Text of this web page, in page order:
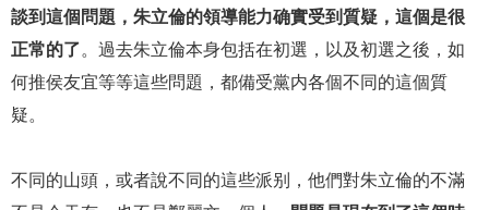
談到這個問題，朱立倫的領導能力确實受到質疑，這個是很
正常的了。過去朱立倫本身包括在初選，以及初選之後，如
何推侯友宜等等這些問題，都備受黨内各個不同的這個質
疑。
不同的山頭，或者說不同的這些派别，他們對朱立倫的不滿